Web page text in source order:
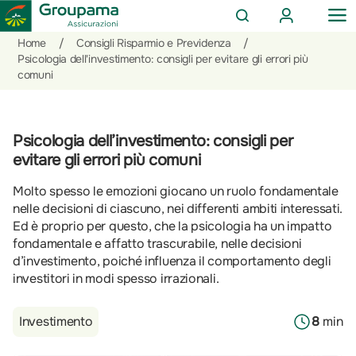
Salta
contenuto
prodotti
sezione
Privati
alle
azioni
CERCA
AREA
CLIENTI
Home
/ Consigli Risparmio e Previdenza
/
Psicologia dell'investimento: consigli per evitare gli errori più
comuni
Psicologia dell’investimento: consigli per
evitare gli errori più comuni
Molto spesso le emozioni giocano un ruolo fondamentale
nelle decisioni di ciascuno, nei differenti ambiti interessati.
Ed è proprio per questo, che la psicologia ha un impatto
fondamentale e affatto trascurabile, nelle decisioni
d’investimento, poiché influenza il comportamento degli
investitori in modi spesso irrazionali.
Investimento 8 min